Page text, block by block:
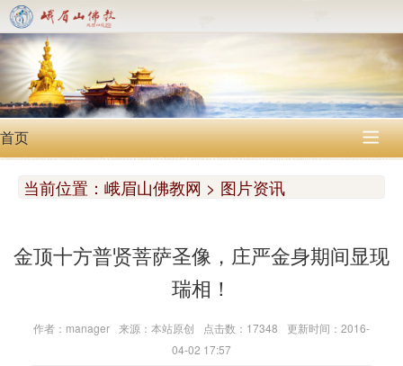
首页 
当前位置： 峨眉山佛教网 > 图片资讯
金顶十方普贤菩萨圣像，庄严金身期间显现
瑞相！
作者：manager 来源：本站原创 点击数：17348
更新时间：2016-
04-02 17:57